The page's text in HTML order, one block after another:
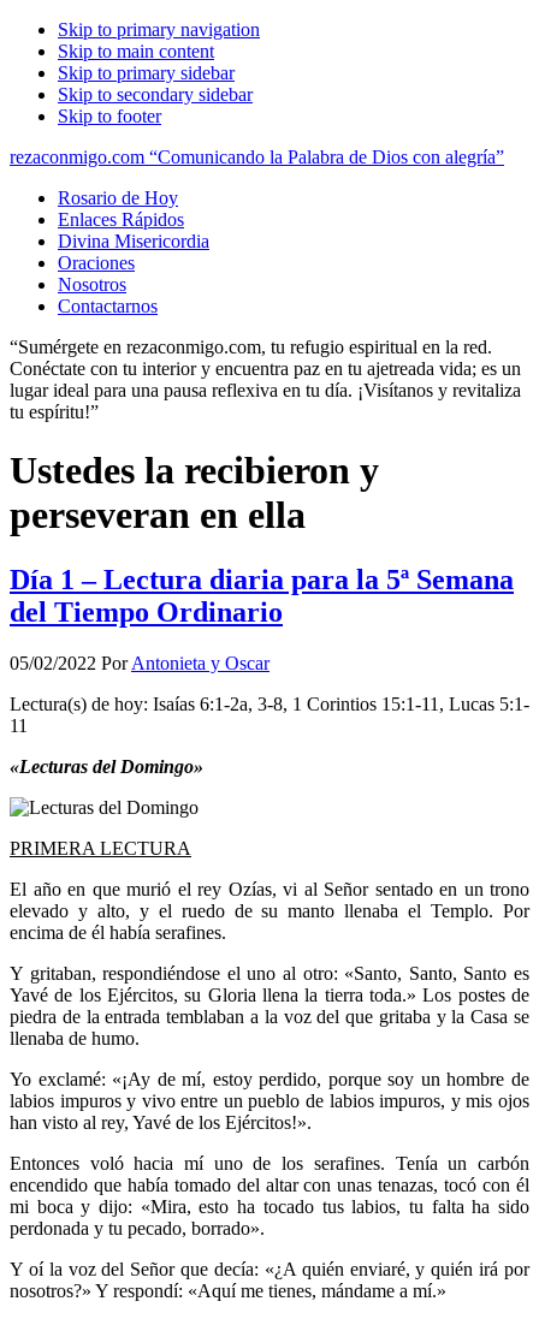
Skip to primary navigation
Skip to main content
Skip to primary sidebar
Skip to secondary sidebar
Skip to footer
rezaconmigo.com “Comunicando la Palabra de Dios con alegría”
Rosario de Hoy
Enlaces Rápidos
Divina Misericordia
Oraciones
Nosotros
Contactarnos
“Sumérgete en rezaconmigo.com, tu refugio espiritual en la red.
Conéctate con tu interior y encuentra paz en tu ajetreada vida; es un
lugar ideal para una pausa reflexiva en tu día. ¡Visítanos y revitaliza
tu espíritu!”
Ustedes la recibieron y
perseveran en ella
Día 1 – Lectura diaria para la 5ª Semana
del Tiempo Ordinario
05/02/2022 PorAntonieta y Oscar
Lectura(s) de hoy: Isaías 6:1-2a, 3-8, 1 Corintios 15:1-11, Lucas 5:1-
11
«Lecturas del Domingo»
PRIMERA LECTURA
El año en que murió el rey Ozías, vi al Señor sentado en un trono
elevado y alto, y el ruedo de su manto llenaba el Templo. Por
encima de él había serafines.
Y gritaban, respondiéndose el uno al otro: «Santo, Santo, Santo es
Yavé de los Ejércitos, su Gloria llena la tierra toda.» Los postes de
piedra de la entrada temblaban a la voz del que gritaba y la Casa se
llenaba de humo.
Yo exclamé: «¡Ay de mí, estoy perdido, porque soy un hombre de
labios impuros y vivo entre un pueblo de labios impuros, y mis ojos
han visto al rey, Yavé de los Ejércitos!».
Entonces voló hacia mí uno de los serafines. Tenía un carbón
encendido que había tomado del altar con unas tenazas, tocó con él
mi boca y dijo: «Mira, esto ha tocado tus labios, tu falta ha sido
perdonada y tu pecado, borrado».
Y oí la voz del Señor que decía: «¿A quién enviaré, y quién irá por
nosotros?» Y respondí: «Aquí me tienes, mándame a mí.»